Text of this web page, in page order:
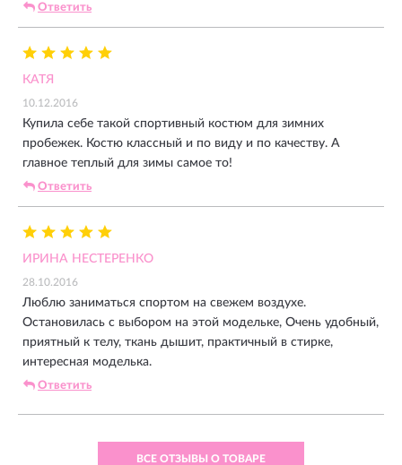
Ответить
КАТЯ
10.12.2016
Купила себе такой спортивный костюм для зимних
пробежек. Костю классный и по виду и по качеству. А
главное теплый для зимы самое то!
Ответить
ИРИНА НЕСТЕРЕНКО
28.10.2016
Люблю заниматься спортом на свежем воздухе.
Остановилась с выбором на этой модельке, Очень удобный,
приятный к телу, ткань дышит, практичный в стирке,
интересная моделька.
Ответить
ВСЕ ОТЗЫВЫ О ТОВАРЕ